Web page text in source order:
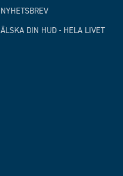
NYHETSBREV
ÄLSKA DIN HUD - HELA LIVET